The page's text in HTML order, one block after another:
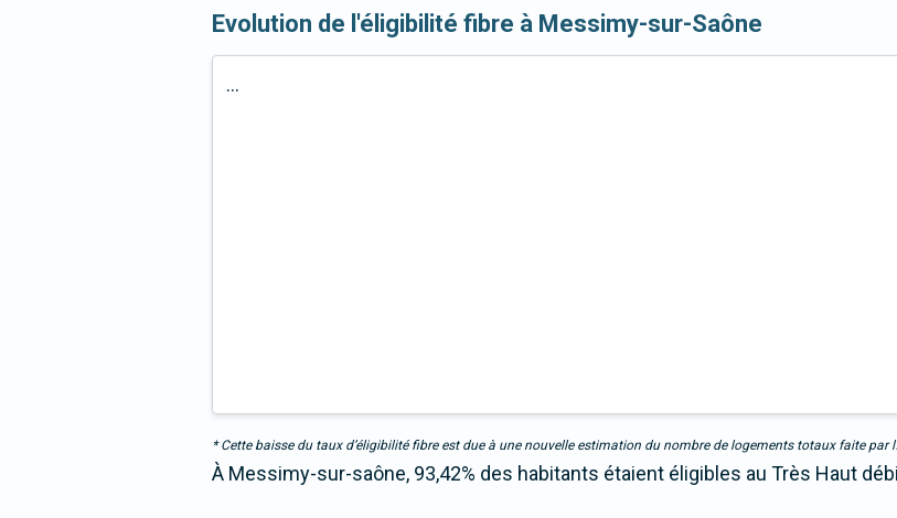
Evolution de l'éligibilité fibre à Messimy-sur-Saône
...
* Cette baisse du taux d’éligibilité fibre est due à une nouvelle estimation du nombre de logements totaux faite par
À Messimy-sur-saône, 93,42% des habitants étaient éligibles au Très Haut